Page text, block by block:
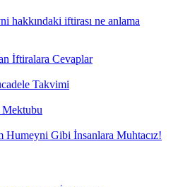
hakkındaki iftirası ne anlama
İftiralara Cevaplar
Takvimi
Humeyni Gibi İnsanlara Muhtacız!